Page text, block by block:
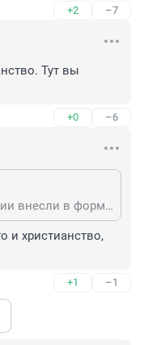
+2 –7
Тут вы
+0 –6
а какой вклад другие конфессии внесли в формирование России чтобы так нагло требовать ? Грабили ее 700 лет с 13 по 19 ? Это вы считаете их вкладом и вы считаете уместным потомкам воров и убийц качать тут права в нашем славянском (исторически) а точнее славяно-варяжском государстве ? Сиди в своей республике и качай права там.
и христианство,
+1 –1